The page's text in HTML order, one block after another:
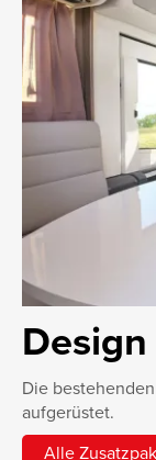
Die
aufgerüstet.
Alle